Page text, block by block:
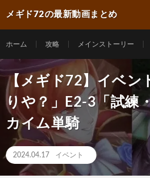
メギド72の最新動画まとめ
ホーム 攻略 メインストーリー
【メギド72】イベン
りや？」E2-3「試練
カイム単騎
2024.04.17 イベント